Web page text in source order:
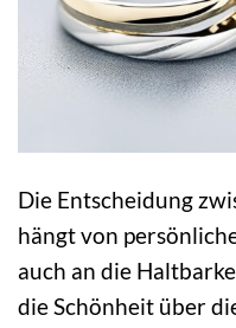
Die Entscheidung
hängt von
auch an die
die Schönheit über